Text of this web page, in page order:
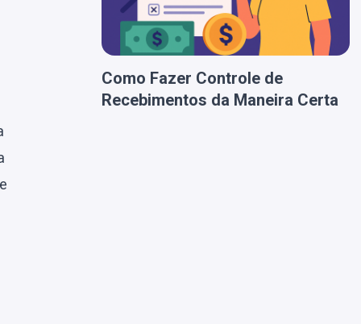
Como Fazer Controle de
Recebimentos da Maneira Certa